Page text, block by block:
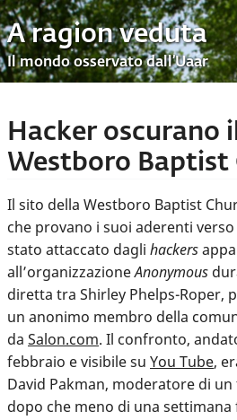
A ragion veduta
Il mondo osservato dall’Uaar
Hacker oscurano
Westboro Baptist
Il sito della Westboro Baptist
che provano i suoi aderenti
stato attaccato dagli hackers
all’organizzazioneAnonymous
diretta tra Shirley Phelps-Roper,
un anonimo membro della
da Salon.com. Il confronto,
febbraio e visibile su You Tube,
David Pakman, moderatore di
dopo che meno di una settimana